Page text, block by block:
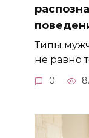
Типы
не равно
0